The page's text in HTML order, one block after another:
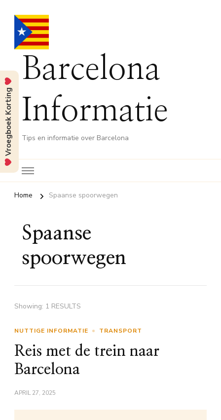
Barcelona
Informatie
Tips en informatie over Barcelona
Home Spaanse spoorwegen
Spaanse
spoorwegen
Showing: 1 RESULTS
NUTTIGE INFORMATIE TRANSPORT
Reis met de trein naar
Barcelona
APRIL 27, 2025
Vroegboek Korting